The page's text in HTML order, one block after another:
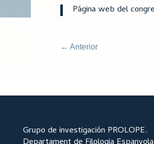
Página web del
←Anterior
Grupo de investigación PROLOPE.